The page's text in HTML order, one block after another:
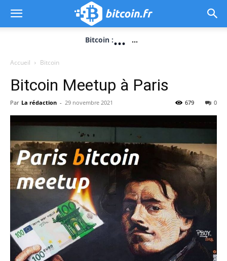
Bitcoin :... ...
Accueil Bitcoin
Bitcoin Meetup à Paris
Par La rédaction - 29 novembre 2021 0
679